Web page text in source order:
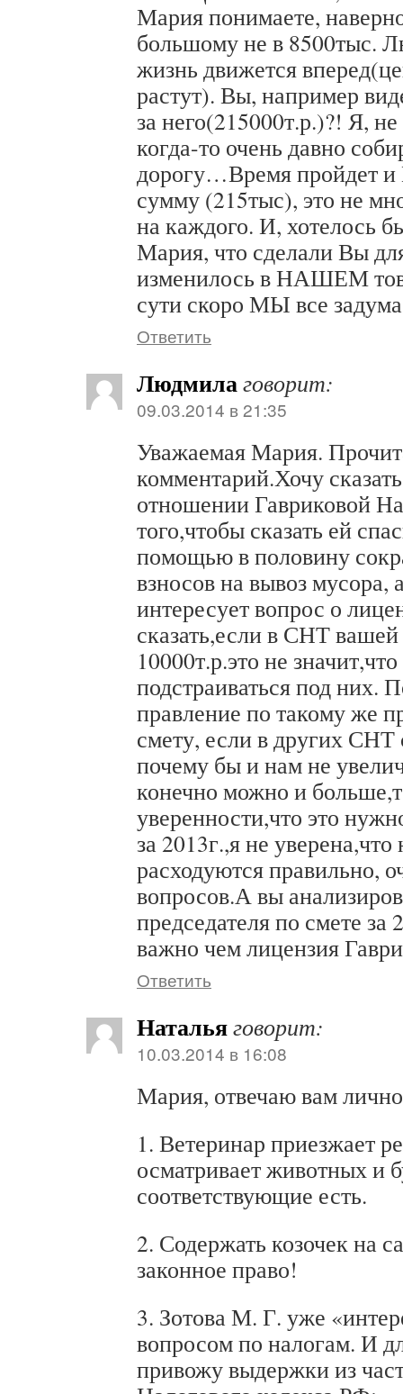
Мария понимаете,
большому не в 8500тыс.
жизнь движется
растут). Вы, например
за него(215000т.р.)?! Я,
когда-то очень давно
дорогу…Время пройдет
сумму (215тыс), это не
на каждого. И, хотелось
Мария, что сделали Вы
изменилось в НАШЕМ
сути скоро МЫ все
Ответить
Людмилаговорит:
09.03.2014 в 21:35
Уважаемая Мария.
комментарий.Хочу
отношении Гавриковой
того,чтобы сказать ей
помощью в половину
взносов на вывоз мусора,
интересует вопрос о
сказать,если в СНТ
10000т.р.это не
подстраиваться под них.
правление по такому же
смету, если в других
почему бы и нам не
конечно можно и
уверенности,что это
за 2013г.,я не
расходуются правильно,
вопросов.А вы
председателя по смете за
важно чем лицензия
Ответить
Натальяговорит:
10.03.2014 в 16:08
Мария, отвечаю вам
1. Ветеринар приезжает
осматривает животных и
соответствующие есть.
2. Содержать козочек на
законное право!
3. Зотова М. Г. уже
вопросом по налогам. И
привожу выдержки из